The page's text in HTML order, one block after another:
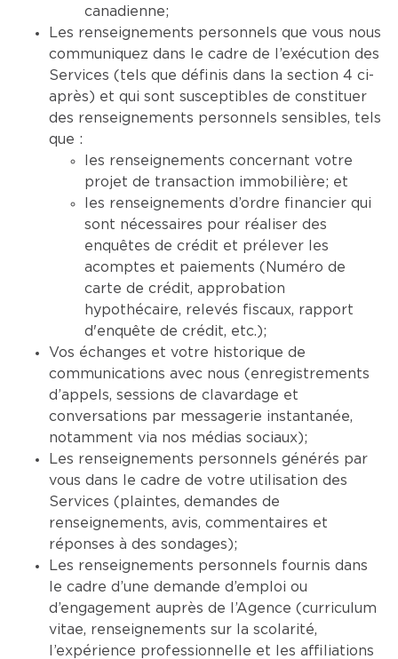
canadienne;
Les renseignements personnels que vous nous
communiquez dans le cadre de l’exécution des
Services (tels que définis dans la section 4 ci-
après) et qui sont susceptibles de constituer
des renseignements personnels sensibles, tels
que :
les renseignements concernant votre
projet de transaction immobilière; et
les renseignements d’ordre financier qui
sont nécessaires pour réaliser des
enquêtes de crédit et prélever les
acomptes et paiements (Numéro de
carte de crédit, approbation
hypothécaire, relevés fiscaux, rapport
d'enquête de crédit, etc.);
Vos échanges et votre historique de
communications avec nous (enregistrements
d’appels, sessions de clavardage et
conversations par messagerie instantanée,
notamment via nos médias sociaux);
Les renseignements personnels générés par
vous dans le cadre de votre utilisation des
Services (plaintes, demandes de
renseignements, avis, commentaires et
réponses à des sondages);
Les renseignements personnels fournis dans
le cadre d’une demande d’emploi ou
d’engagement auprès de l’Agence (curriculum
vitae, renseignements sur la scolarité,
l’expérience professionnelle et les affiliations